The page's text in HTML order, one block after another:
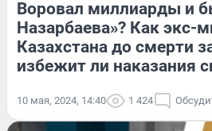
Воровал миллиарды и
Назарбаева»? Как экс-
Казахстана до смерти
избежит ли наказания
10 мая, 2024, 14:40 1 424